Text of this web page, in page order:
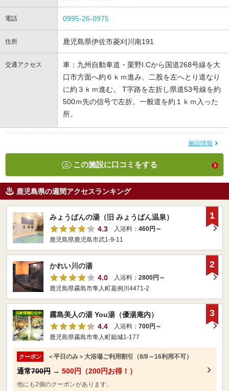
電話 0995-26-0975
住所 鹿児島県伊佐市菱刈川南191
交通アクセス
車：九州自動車道・栗野I.Cから国道268号線を大
口市方面へ約６ｋｍ進み、二股を左へとり道なり
に約３ｋｍ進む。 T字路を左折し県道53号線を約
500ｍ先の信号で左折。一般道を約１ｋｍ入った
所。
施設情報
この施設に口コミをする
鹿児島県の週間アクセスランキング
みょうばんの湯（旧 みょうばん温泉）
4.3
入浴料： 460円～
鹿児島県鹿児島市武1-9-11
1
かれい川の湯
4.0
入浴料： 2800円～
鹿児島県霧島市隼人町嘉例川4471-2
2
霧島美人の湯 You湯（優湯庵内）
4.4
入浴料： 700円～
鹿児島県霧島市隼人町姫城1-177
クーポン ＜平日のみ＞大浴場ご利用割引（8/8～16利用不可）
通常700円 → 500円（200円お得！）
他にも2個のクーポンがあります。
3